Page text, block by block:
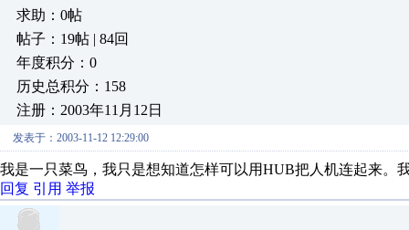
求助：0帖
帖子：19帖 | 84回
年度积分：0
历史总积分：158
注册：2003年11月12日
发表于：2003-11-12 12:29:00
我是一只菜鸟，我只是想知道怎样可以用HUB把人机连起来。
回复 引用 举报